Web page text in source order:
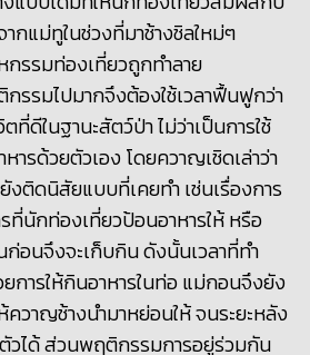
กแม่ทูในช่วงที่มาช้างชิลใหม่ๆ
กรรมท่องเที่ยวถูกทำลาย
รมไปมากจึงต้องใช้เวลาฟื้นฟูกว่า
ดีในฐานะสัตว์ป่า ไม่ว่าเป็นการใช้
หารด้วยตัวเอง โดยควาญเชิดเล่าว่า
ติดนิสัยแบบที่เคยทำ เช่นเรื่องการ
ที่นักท่องเที่ยวป้อนอาหารให้ หรือ
อนจึงจะเก็บกิน ดังนั้นเวลาที่ทำ
การให้กินอาหารในท่อ แม่กอนจึงยัง
วาญช้างนำมาหย่อนให้ จนระยะหลัง
วได้ส่วนพฤติกรรมการอยู่ร่วมกัน